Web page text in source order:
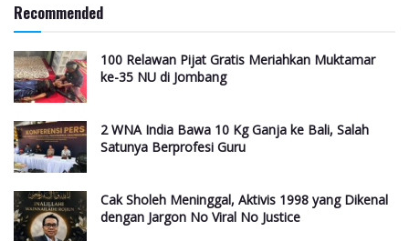
Recommended
100 Relawan Pijat Gratis Meriahkan Muktamar
ke-35 NU di Jombang
2 WNA India Bawa 10 Kg Ganja ke Bali, Salah
Satunya Berprofesi Guru
Cak Sholeh Meninggal, Aktivis 1998 yang Dikenal
dengan Jargon No Viral No Justice